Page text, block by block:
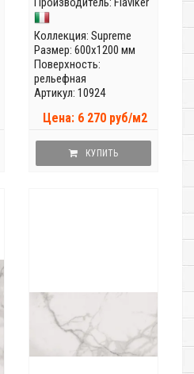
Коллекция: Supreme
Размер: 600x1200 мм
Поверхность:
рельефная
Артикул: 10924
Цена: 6 270 руб/м2
КУПИТЬ